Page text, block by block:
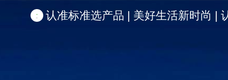
认准标准选产品 | 美好生活新时尚 |